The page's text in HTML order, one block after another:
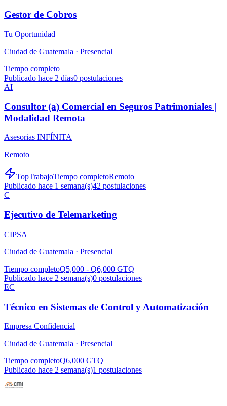
Gestor de Cobros
Tu Oportunidad
Ciudad de Guatemala · Presencial
Tiempo completo
Publicado hace 2 días0 postulaciones
AI
Consultor (a) Comercial en Seguros Patrimoniales |
Modalidad Remota
Asesorias INFÍNITA
Remoto
TopTrabajoTiempo completoRemoto
Publicado hace 1 semana(s)42 postulaciones
C
Ejecutivo de Telemarketing
CIPSA
Ciudad de Guatemala · Presencial
Tiempo completoQ5,000 - Q6,000 GTQ
Publicado hace 2 semana(s)0 postulaciones
EC
Técnico en Sistemas de Control y Automatización
Empresa Confidencial
Ciudad de Guatemala · Presencial
Tiempo completoQ6,000 GTQ
Publicado hace 2 semana(s)1 postulaciones